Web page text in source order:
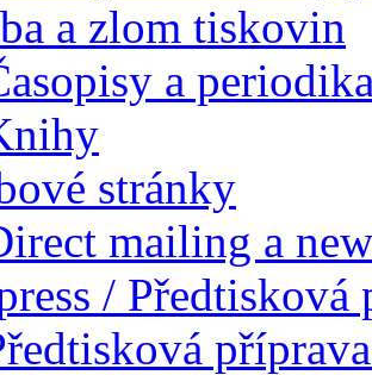
a zlom tiskovin
a
stránky
mailing a
/ Předtisková